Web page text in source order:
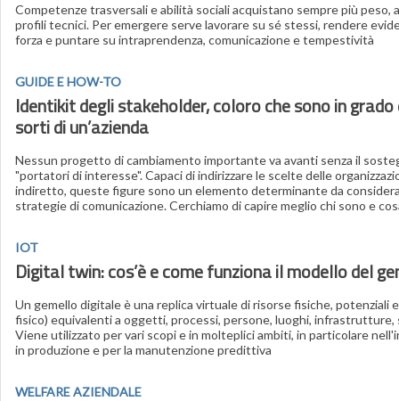
Competenze trasversali e abilità sociali acquistano sempre più peso,
profili tecnici. Per emergere serve lavorare su sé stessi, rendere
forza e puntare su intraprendenza, comunicazione e tempestività
GUIDE E HOW-TO
Identikit degli stakeholder, coloro che sono in
sorti di un’azienda
Nessun progetto di cambiamento importante va avanti senza il
"portatori di interesse". Capaci di indirizzare le scelte delle
indiretto, queste figure sono un elemento determinante da
strategie di comunicazione. Cerchiamo di capire meglio chi sono e
IOT
Digital twin: cos’è e come funziona il modello del
Un gemello digitale è una replica virtuale di risorse fisiche, potenziali
fisico) equivalenti a oggetti, processi, persone, luoghi, infrastrutture,
Viene utilizzato per vari scopi e in molteplici ambiti, in particolare
in produzione e per la manutenzione predittiva
WELFARE AZIENDALE